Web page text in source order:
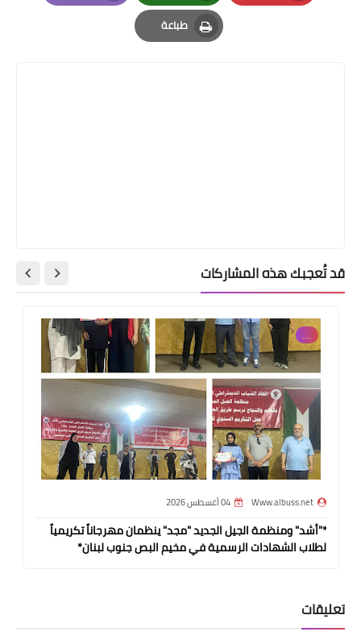
Pinterest
Whatsapp
Email
طباعة
Print
قد تُعجبك هذه المشاركات
....
Www.albuss.net 04 أغسطس 2026
*"أشد" ومنظمة الجيل الجديد "مجد" ينظمان مهرجاناً تكريمياً
لطلاب الشهادات الرسمية في مخيم البص جنوب لبنان*
تعليقات